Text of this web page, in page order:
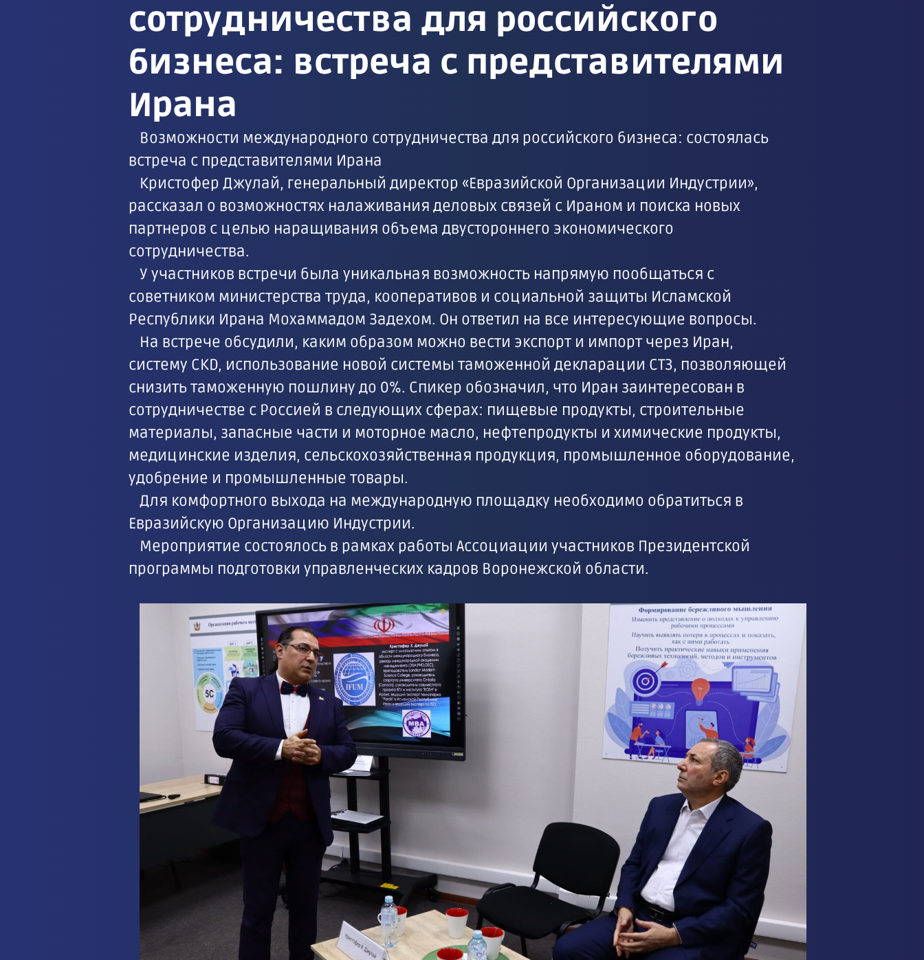
сотрудничества для российского
бизнеса: встреча с представителями
Ирана
Возможности международного сотрудничества для российского бизнеса: состоялась
встреча с представителями Ирана
Кристофер Джулай, генеральный директор «Евразийской Организации Индустрии»,
рассказал о возможностях налаживания деловых связей с Ираном и поиска новых
партнеров с целью наращивания объема двустороннего экономического
сотрудничества.
У участников встречи была уникальная возможность напрямую пообщаться с
советником министерства труда, кооперативов и социальной защиты Исламской
Республики Ирана Мохаммадом Задехом. Он ответил на все интересующие вопросы.
На встрече обсудили, каким образом можно вести экспорт и импорт через Иран,
систему CKD, использование новой системы таможенной декларации CT3, позволяющей
снизить таможенную пошлину до 0%. Спикер обозначил, что Иран заинтересован в
сотрудничестве с Россией в следующих сферах: пищевые продукты, строительные
материалы, запасные части и моторное масло, нефтепродукты и химические продукты,
медицинские изделия, сельскохозяйственная продукция, промышленное оборудование,
удобрение и промышленные товары.
Для комфортного выхода на международную площадку необходимо обратиться в
Евразийскую Организацию Индустрии.
Мероприятие состоялось в рамках работы Ассоциации участников Президентской
программы подготовки управленческих кадров Воронежской области.